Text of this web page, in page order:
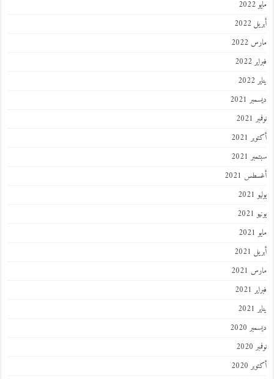
مايو 2022
أبريل 2022
مارس 2022
فبراير 2022
يناير 2022
ديسمبر 2021
نوفمبر 2021
أكتوبر 2021
سبتمبر 2021
أغسطس 2021
يوليو 2021
يونيو 2021
مايو 2021
أبريل 2021
مارس 2021
فبراير 2021
يناير 2021
ديسمبر 2020
نوفمبر 2020
أكتوبر 2020